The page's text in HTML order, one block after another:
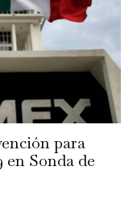
para
Sonda de